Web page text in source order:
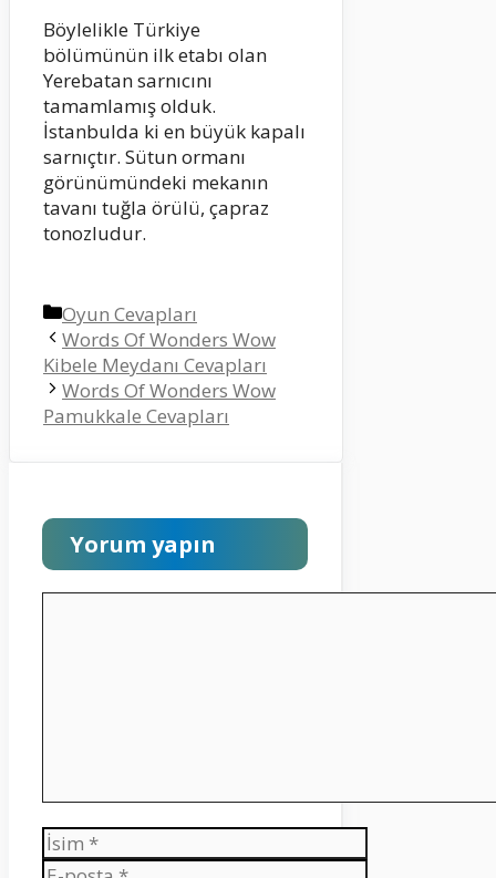
Böylelikle Türkiye
bölümünün ilk etabı olan
Yerebatan sarnıcını
tamamlamış olduk.
İstanbulda ki en büyük kapalı
sarnıçtır. Sütun ormanı
görünümündeki mekanın
tavanı tuğla örülü, çapraz
tonozludur.
Kategoriler
Oyun Cevapları
Words Of Wonders Wow
Kibele Meydanı Cevapları
Words Of Wonders Wow
Pamukkale Cevapları
Yorum yapın
İsim
E-